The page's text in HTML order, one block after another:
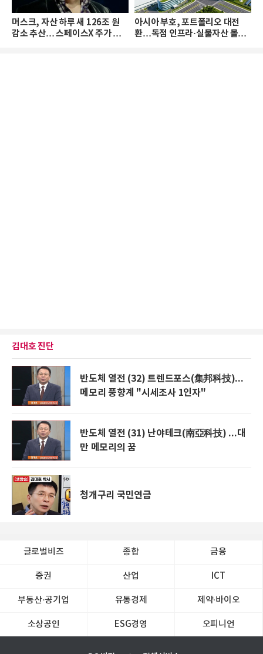
머스크, 자산 하루 새 126조 원
감소 추산… 스페이스X 주가 하
아시아 부호, 포트폴리오 대전
환…독점 인프라·실물자산 몰린
김대호 진단
반도체 열전 (32) 트렌드포스(集邦科技)...
메모리 풍향계 "시세조사 1인자"
반도체 열전 (31) 난야테크(南亞科技) ...대
만 메모리의 꿈
청개구리 국민연금
글로벌비즈 종합 금융
증권 산업 ICT
부동산·공기업 유통경제 제약∙바이오
소상공인 ESG경영 오피니언